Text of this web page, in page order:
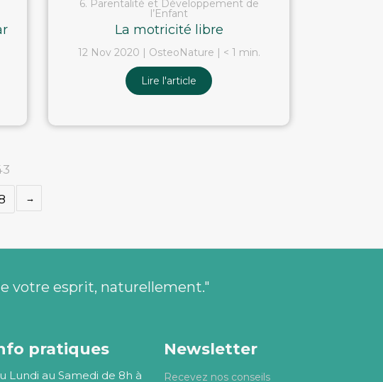
6. Parentalité et Développement de
l’Enfant
La motricité libre
12 Nov 2020 OsteoNature < 1 min.
Lire l'article
votre esprit, naturellement."
pratiques
Lundi au Samedi de 8h à
Newsletter
Recevez nos conseils